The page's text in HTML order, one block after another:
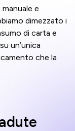
e
dimezzato i
di carta e
un’unica
che la